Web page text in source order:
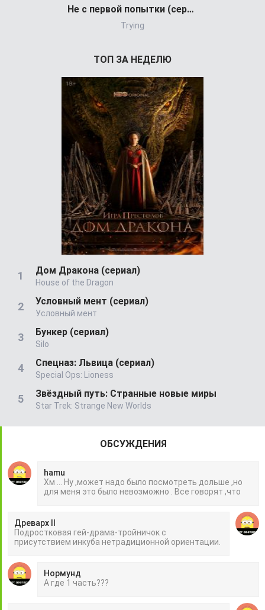
Не с первой попытки (сериал)
Trying
ТОП ЗА НЕДЕЛЮ
Дом Дракона (сериал)
House of the Dragon
Условный мент (сериал)
Условный мент
Бункер (сериал)
Silo
Спецназ: Львица (сериал)
Special Ops: Lioness
Звёздный путь: Странные новые миры
Star Trek: Strange New Worlds
ОБСУЖДЕНИЯ
hamu
Хм ... Ну ,может надо было посмотреть дольше ,но
для меня это было невозможно . Все говорят ,что
Древарх II
Подростковая гей-драма-тройничок с
присутствием инкуба нетрадиционной ориентации.
Нормунд
А где 1 часть???